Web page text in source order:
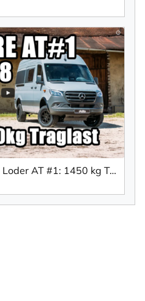
265/60 R18 121/119T Loder AT #1: 1450 kg Traglast für den Sprinter